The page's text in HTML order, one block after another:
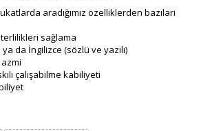
aradığımız özelliklerden bazıları
sağlama
da İngilizce (sözlü ve yazılı)
çalışabilme kabiliyeti